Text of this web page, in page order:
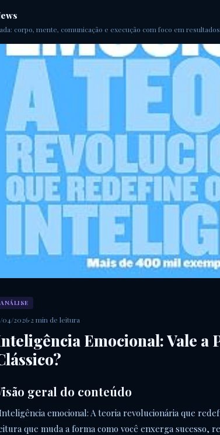
corpo, mente, comunicação e execução com foco em
ANÁLISE
04/2026·2 min de leitura
Emocional: Vale a
geral do conteúdo
emocional: A teoria revolucionária que
que muda a forma como você enxerga sucesso,